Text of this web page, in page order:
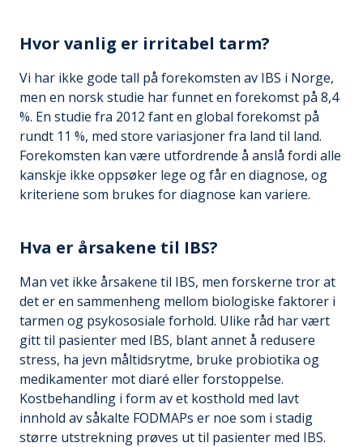
Hvor vanlig er irritabel tarm?
Vi har ikke gode tall på forekomsten av IBS i Norge,
men en norsk studie har funnet en forekomst på 8,4
%. En studie fra 2012 fant en global forekomst på
rundt 11 %, med store variasjoner fra land til land.
Forekomsten kan være utfordrende å anslå fordi alle
kanskje ikke oppsøker lege og får en diagnose, og
kriteriene som brukes for diagnose kan variere.
Hva er årsakene til IBS?
Man vet ikke årsakene til IBS, men forskerne tror at
det er en sammenheng mellom biologiske faktorer i
tarmen og psykososiale forhold. Ulike råd har vært
gitt til pasienter med IBS, blant annet å redusere
stress, ha jevn måltidsrytme, bruke probiotika og
medikamenter mot diaré eller forstoppelse.
Kostbehandling i form av et kosthold med lavt
innhold av såkalte FODMAPs er noe som i stadig
større utstrekning prøves ut til pasienter med IBS.